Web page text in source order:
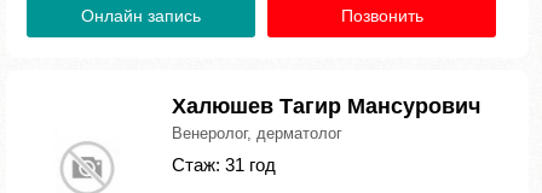
Онлайн запись Позвонить
Халюшев Тагир Мансурович
Венеролог, дерматолог
Стаж: 31 год